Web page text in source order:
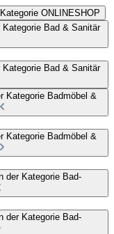
ONLINESHOP
Bad & Sanitär
Bad & Sanitär
Kategorie Badmöbel &
Kategorie Badmöbel &
der Kategorie Bad-
der Kategorie Bad-